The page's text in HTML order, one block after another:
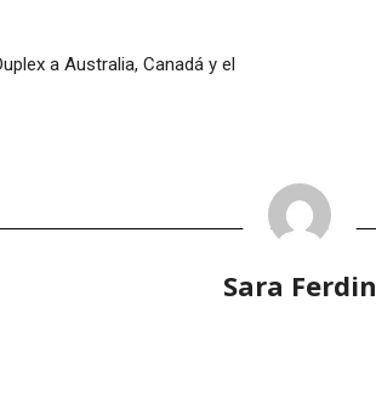
a Australia, Canadá y el
Sara Ferdin